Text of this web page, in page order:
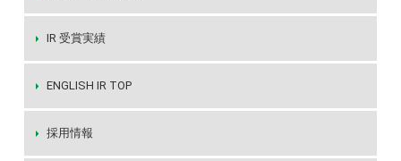
IR 受賞実績
ENGLISH IR TOP
採用情報